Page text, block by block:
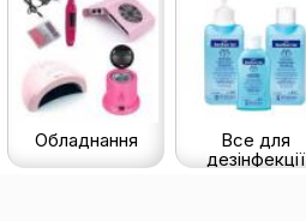
Обладнання
Все для
дезінфекції